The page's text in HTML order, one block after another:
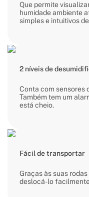
Que permite
humidade ambiente
simples e intuitivos
2 níveis de
Conta com sensores
Também tem um
está cheio.
Fácil de transportar
Graças às suas
deslocá-lo